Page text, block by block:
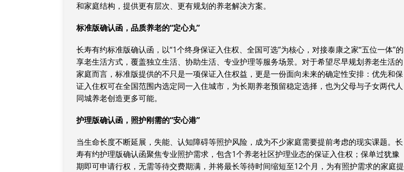
和家庭结构，提供更有层次、更有规划的养老解决方案。
标准版确认函 ， 品质养老的“定心丸”
长寿有约标准版确认函，以“1个终身保证入住权、全国可选”为核心，对接泰康之家“五位一体”的
享老生活方式，覆盖独立生活、协助生活、专业护理等服务场景。对于希望尽早规划养老生活的
家庭而言，标准版提供的不只是一项保证入住权益，更是一份面向未来的确定性安排：优先和保
证入住权可在全国范围内选定同一入住城市，为长期养老预留稳定选择，也为父母与子女两代人
同城养老创造更多可能。
护理版确认函 ， 照护刚需的“安心港”
当生命长度不断延展，失能、认知障碍等照护风险，成为不少家庭需要提前考虑的现实课题。长
寿有约护理版确认函聚焦专业照护需求，包含1个养老社区护理业态的保证入住权；保单过犹豫
期即可申请行权，无需等待交费期满，并将最长等待时间缩短至12个月，为有照护需求的家庭提